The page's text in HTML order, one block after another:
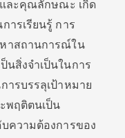
และคุณลักษณะ เกิด
ารเรียนรู้ การ
าสถานการณ์ใน
นสิ่งจำเป็นในการ
ารบรรลุเป้าหมาย
พฤติตนเป็น
ความต้องการของ